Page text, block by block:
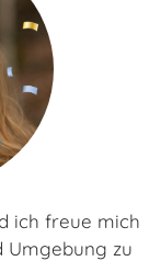
ich freue mich
Umgebung zu